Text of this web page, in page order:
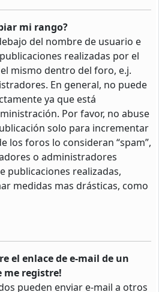
mi rango?
del nombre de usuario e
realizadas por el
mismo dentro del foro, e.j.
En general, no puede
ya que está
Por favor, no abuse
solo para incrementar
los foros lo consideran “spam”,
o administradores
publicaciones realizadas,
medidas mas drásticas, como
el enlace de e-mail de un
me registre!
pueden enviar e-mail a otros